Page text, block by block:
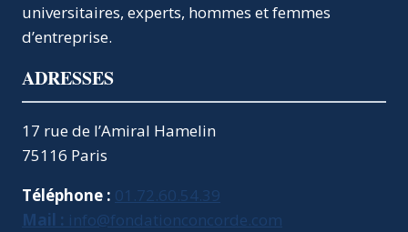
universitaires, experts, hommes et femmes
d’entreprise.
ADRESSES
17 rue de l’Amiral Hamelin
75116 Paris
Téléphone : 01.72.60.54.39
Mail : info@fondationconcorde.com